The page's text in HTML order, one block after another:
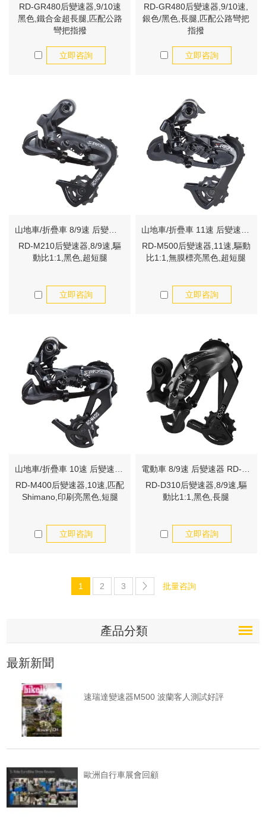
RD-GR480后變速器,9/10速
黑色,鐵合金超長腿,匹配公路
彎把指撥
立即咨詢
RD-GR480后變速器,9/10速,
銀色/黑色,長腿,匹配公路彎把
指撥
立即咨詢
RD-M210后變速器,8/9速,驅
動比1:1,黑色,超短腿
立即咨詢
RD-M500后變速器,11速,驅動
比1:1,無膜標亮黑色,超短腿
立即咨詢
山地車/折疊車 10速 后變速器 RD-M400
RD-M400后變速器,10速,匹配
Shimano,印刷亮黑色,短腿
立即咨詢
電動車 8/9速 后變速器 RD-D310
RD-D310后變速器,8/9速,驅
動比1:1,黑色,長腿
立即咨詢
1 2 3
產品分類
最新新聞
速瑞達變速器M500 波蘭客人測試好評
歐洲自行車展會回顧